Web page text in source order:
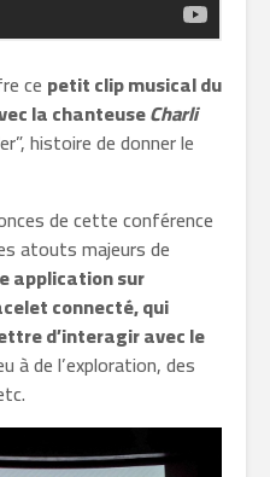
ce petit clip musical du
la chanteuseCharli
histoire de donner le
de cette conférence
atouts majeurs de
application sur
connecté, qui
d’interagir avec le
à de l’exploration, des